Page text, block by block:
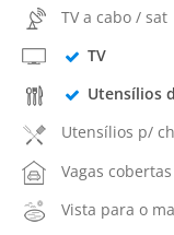
TV a cabo / sat
TV
Utensílios
Utensílios p/
Vagas cobertas
Vista para o